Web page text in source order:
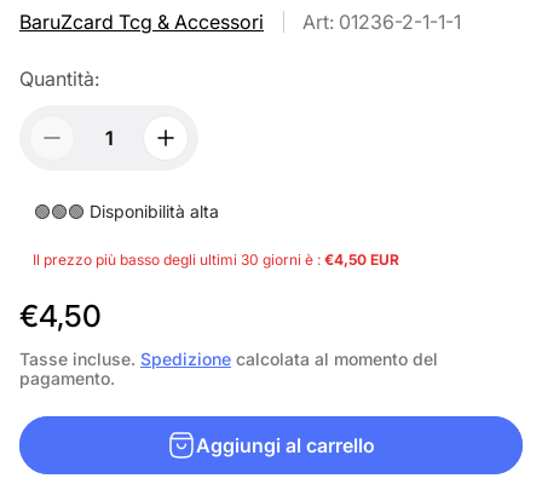
BaruZcard Tcg & Accessori Art: 01236-2-1-1-1
Quantità:
🟢🟢🟢 Disponibilità alta
Il prezzo più basso degli ultimi 30 giorni è : €4,50 EUR
P
r
e
z
z
€4,50
Tasse incluse. Spedizione calcolata al momento del
pagamento.
Aggiungi al carrello